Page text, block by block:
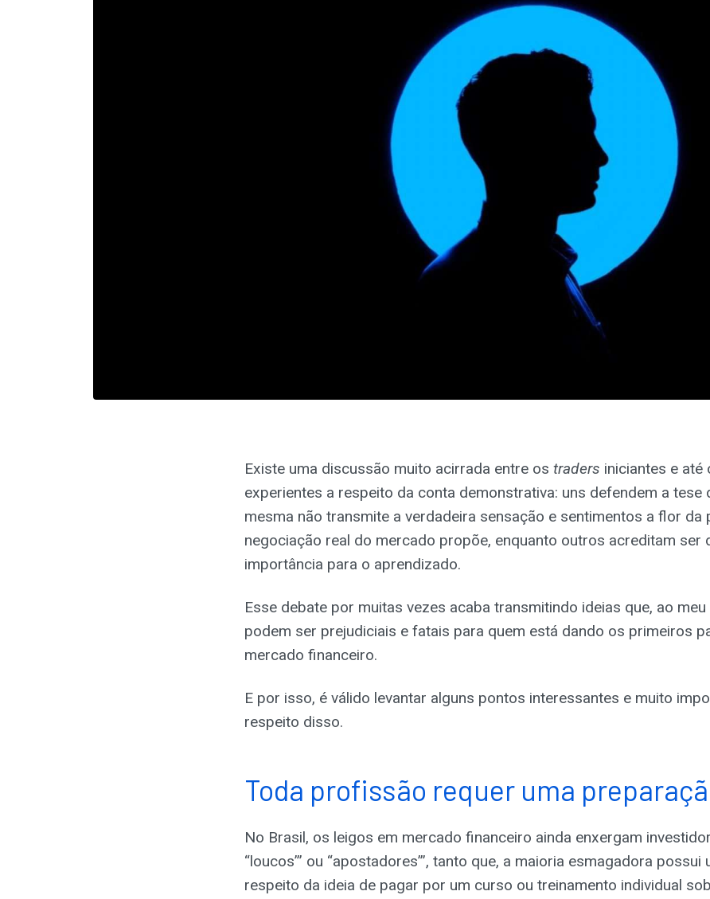
Existe uma discussão muito acirrada entre os traders iniciantes e até
experientes a respeito da conta demonstrativa: uns defendem a tese
mesma não transmite a verdadeira sensação e sentimentos a flor da
negociação real do mercado propõe, enquanto outros acreditam ser
importância para o aprendizado.
Esse debate por muitas vezes acaba transmitindo ideias que, ao
podem ser prejudiciais e fatais para quem está dando os primeiros
mercado financeiro.
E por isso, é válido levantar alguns pontos interessantes e muito
respeito disso.
Toda profissão requer uma
No Brasil, os leigos em mercado financeiro ainda enxergam
“loucos”’ ou “apostadores”’, tanto que, a maioria esmagadora
respeito da ideia de pagar por um curso ou treinamento individual